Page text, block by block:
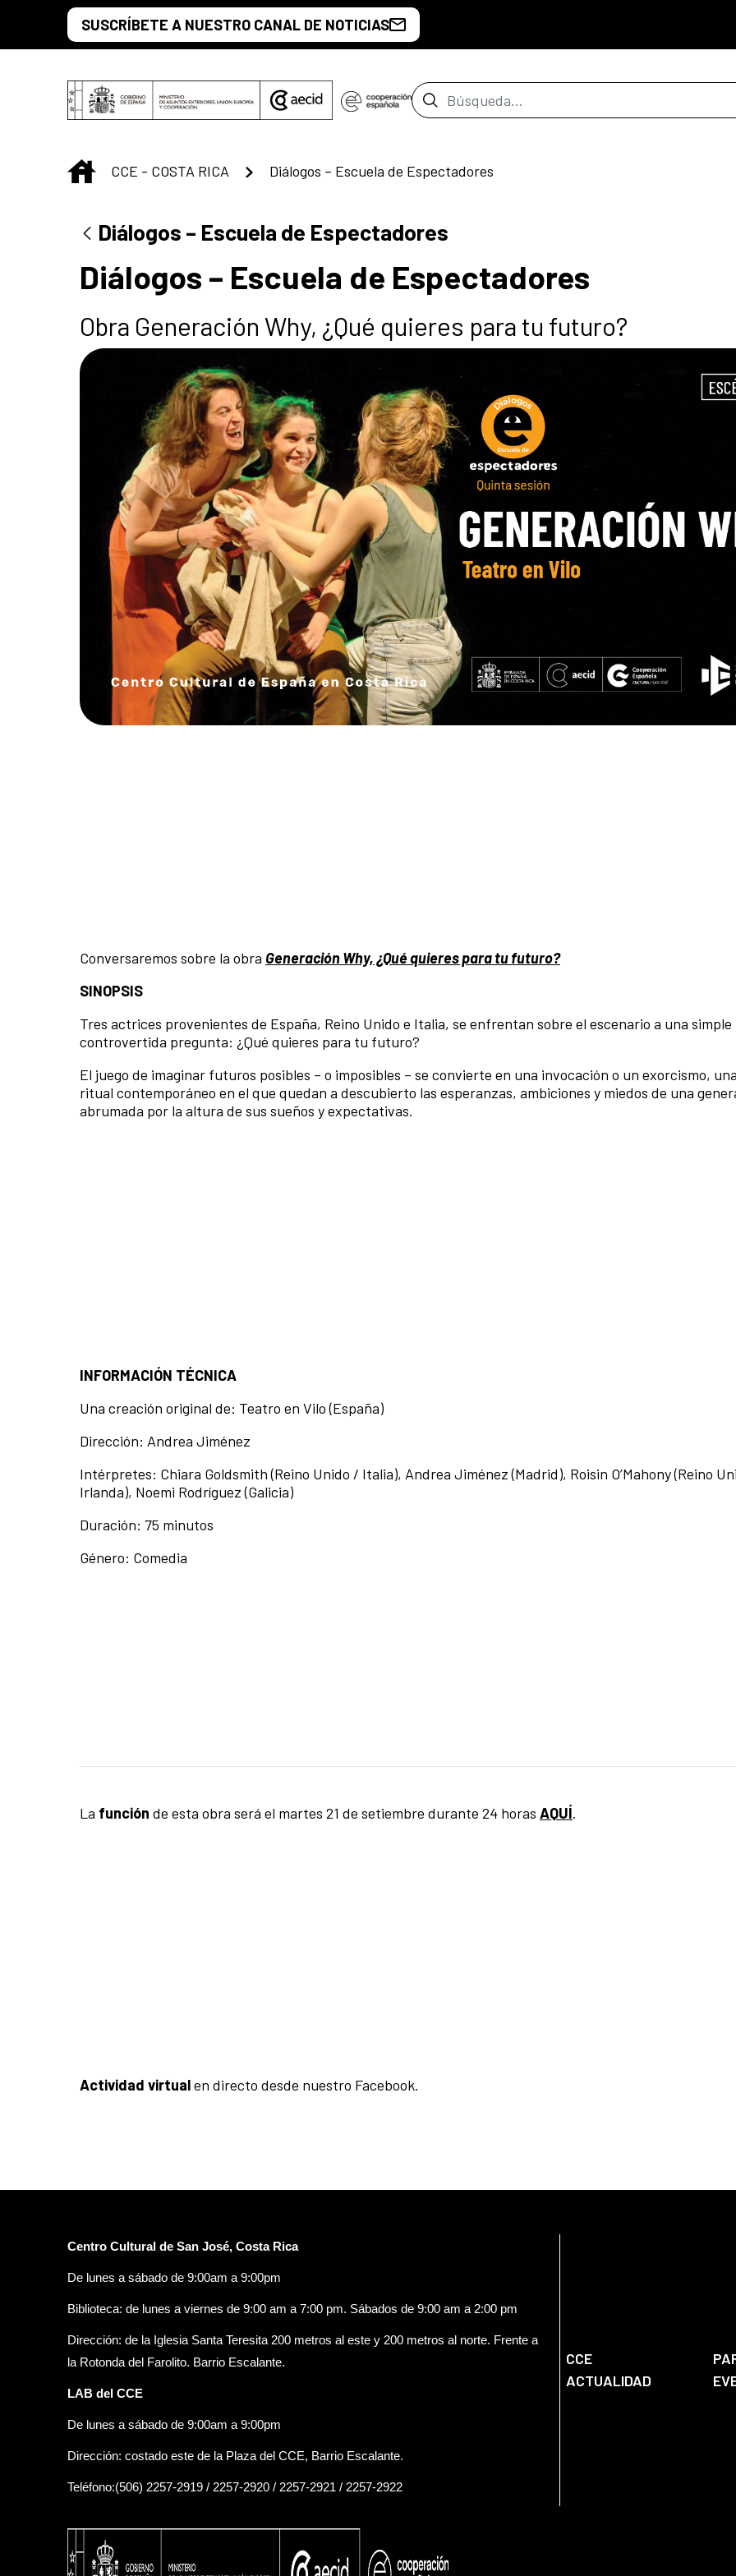
Saltar al contenido principal
SUSCRÍBETE A NUESTRO CANAL DE NOTICIAS
Barra de búsqueda
INICIO
CCE - COSTA RICA Diálogos – Escuela de Espectadores
Diálogos – Escuela de Espectadores
Diálogos – Escuela de Espectadores
Obra Generación Why, ¿Qué quieres para tu futuro?
Conversaremos sobre la obra Generación Why, ¿Qué quieres para tu futuro?
SINOPSIS
Tres actrices provenientes de España, Reino Unido e Italia, se enfrentan sobre el escenario a una simple
controvertida pregunta: ¿Qué quieres para tu futuro?
El juego de imaginar futuros posibles – o imposibles – se convierte en una invocación o un exorcismo,
ritual contemporáneo en el que quedan a descubierto las esperanzas, ambiciones y miedos de una
abrumada por la altura de sus sueños y expectativas.
INFORMACIÓN TÉCNICA
Una creación original de: Teatro en Vilo (España)
Dirección: Andrea Jiménez
Intérpretes: Chiara Goldsmith (Reino Unido / Italia), Andrea Jiménez (Madrid), Roisin O’Mahony (Reino
Irlanda), Noemi Rodríguez (Galicia)
Duración: 75 minutos
Género: Comedia
La función de esta obra será el martes 21 de setiembre durante 24 horas AQUÍ.
Actividad virtualen directo desde nuestro Facebook⁣.
Centro Cultural de San José, Costa Rica
De lunes a sábado de 9:00am a 9:00pm
Biblioteca: de lunes a viernes de 9:00 am a 7:00 pm. Sábados de 9:00 am a 2:00 pm
Dirección: de la Iglesia Santa Teresita 200 metros al este y 200 metros al norte. Frente a
la Rotonda del Farolito. Barrio Escalante.
LAB del CCE
De lunes a sábado de 9:00am a 9:00pm
Dirección: costado este de la Plaza del CCE, Barrio Escalante.
Teléfono:(506) 2257-2919 / 2257-2920 / 2257-2921 / 2257-2922
CCE
ACTUALIDAD